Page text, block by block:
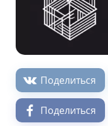
Поделиться
Поделиться